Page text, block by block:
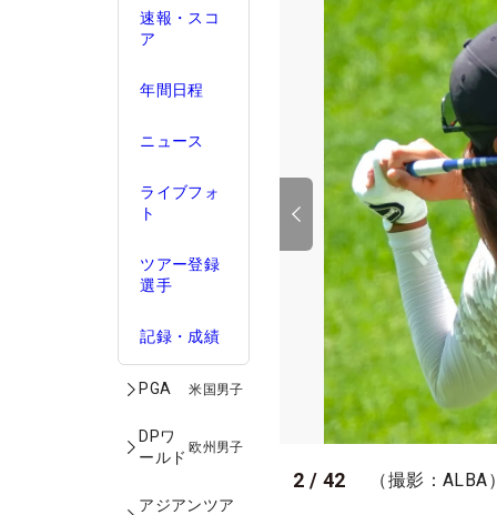
速報・スコ
ア
年間日程
ニュース
ライブフォ
ト
ツアー登録
選手
記録・成績
PGA 米国男子
DPワ
ールド
欧州男子
アジアンツア
2 / 42 （撮影：ALBA